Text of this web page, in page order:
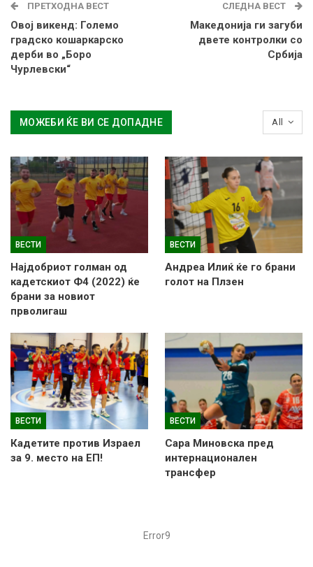
ПРЕТХОДНА ВЕСТ
Овој викенд: Големо
градско кошаркарско
дерби во „Боро
Чурлевски“
СЛЕДНА ВЕСТ
Македонија ги загуби
двете контролки со
Србија
All
МОЖЕБИ ЌЕ ВИ СЕ ДОПАДНЕ
ВЕСТИ
Најдобриот голман од
кадетскиот Ф4 (2022) ќе
брани за новиот
прволигаш
ВЕСТИ
Андреа Илиќ ќе го брани
голот на Плзен
ВЕСТИ
Кадетите против Израел
за 9. место на ЕП!
ВЕСТИ
Сара Миновска пред
интернационален
трансфер
Error9